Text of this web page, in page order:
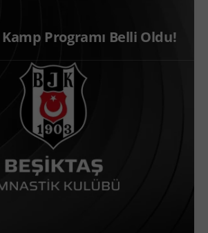
Programı Belli Oldu!